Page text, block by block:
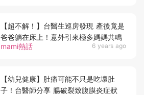
mami熱話 6 years ago
【超不解！】台醫生巡房發現 產後竟是
爸爸躺在床上！意外引來極多媽媽共鳴
【幼兒健康】肚痛可能不只是吃壞肚
子！台醫師分享 腸破裂致腹膜炎症狀